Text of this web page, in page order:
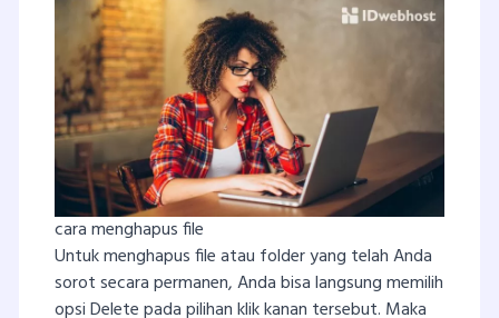
cara menghapus file
Untuk menghapus file atau folder yang telah Anda
sorot secara permanen, Anda bisa langsung memilih
opsi Delete pada pilihan klik kanan tersebut. Maka